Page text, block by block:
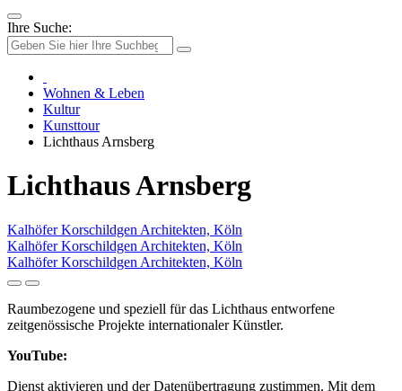
Ihre Suche:
Wohnen & Leben
Kultur
Kunsttour
Lichthaus Arnsberg
Lichthaus Arnsberg
Kalhöfer Korschildgen Architekten, Köln
Kalhöfer Korschildgen Architekten, Köln
Kalhöfer Korschildgen Architekten, Köln
Raumbezogene und speziell für das Lichthaus entworfene
zeitgenössische Projekte internationaler Künstler.
YouTube:
Dienst aktivieren und der Datenübertragung zustimmen. Mit dem